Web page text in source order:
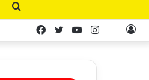
Instagram
YouTube
Twitter
Facebook